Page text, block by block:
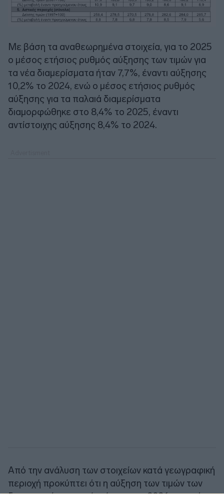
Με βάση τα αναθεωρημένα στοιχεία, για το 2025
ο μέσος ετήσιος ρυθμός αύξησης των τιμών για
τα νέα διαμερίσματα ήταν 7,7%, έναντι αύξησης
10,2% το 2024, ενώ ο μέσος ετήσιος ρυθμός
αύξησης για τα παλαιά διαμερίσματα
διαμορφώθηκε στο 8,4% το 2025, έναντι
αντίστοιχης αύξησης 8,4% το 2024.
Από την ανάλυση των στοιχείων κατά γεωγραφική
περιοχή προκύπτει ότι η αύξηση των τιμών των